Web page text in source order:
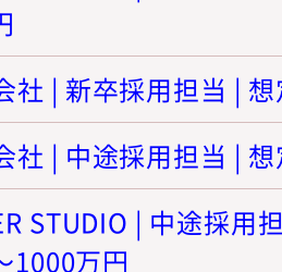
社 | 新卒採用担当 |
社 | 中途採用担当 |
STUDIO | 中途採用
1000万円